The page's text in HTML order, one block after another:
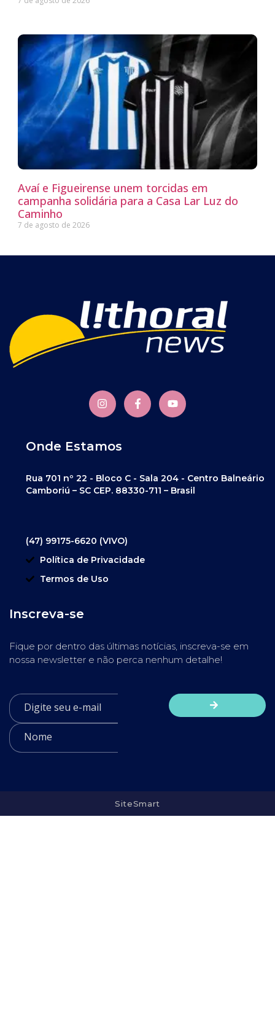
Avaí e Figueirense unem torcidas em
campanha solidária para a Casa Lar Luz do
Caminho
7 de agosto de 2026
Onde Estamos
Rua 701 nº 22 - Bloco C - Sala 204 - Centro Balneário
Camboriú – SC CEP. 88330-711 – Brasil
(47) 99175-6620 (VIVO)
Política de Privacidade
Termos de Uso
Inscreva-se
Fique por dentro das últimas notícias, inscreva-se em
nossa newsletter e não perca nenhum detalhe!
SiteSmart